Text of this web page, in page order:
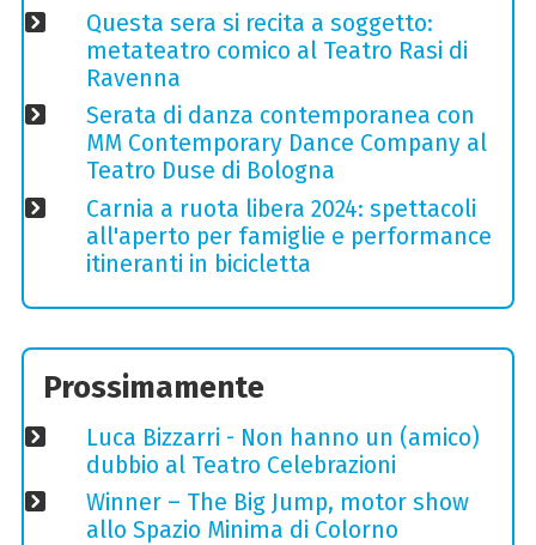
Questa sera si recita a soggetto:
metateatro comico al Teatro Rasi di
Ravenna
Serata di danza contemporanea con
MM Contemporary Dance Company al
Teatro Duse di Bologna
Carnia a ruota libera 2024: spettacoli
all'aperto per famiglie e performance
itineranti in bicicletta
Prossimamente
Luca Bizzarri - Non hanno un (amico)
dubbio al Teatro Celebrazioni
Winner – The Big Jump, motor show
allo Spazio Minima di Colorno